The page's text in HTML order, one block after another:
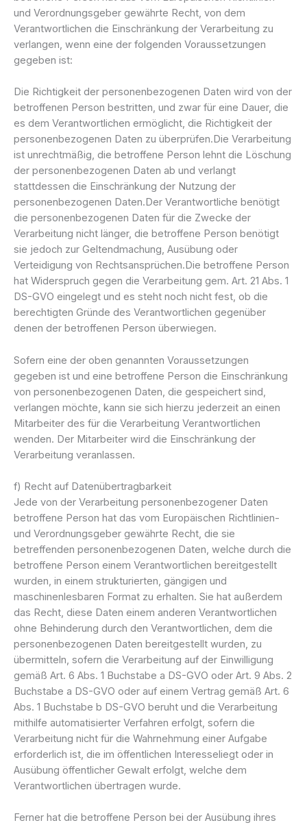
und Verordnungsgeber gewährte Recht, von dem
Verantwortlichen die Einschränkung der Verarbeitung zu
verlangen, wenn eine der folgenden Voraussetzungen
gegeben ist:
Die Richtigkeit der personenbezogenen Daten wird von der
betroffenen Person bestritten, und zwar für eine Dauer, die
es dem Verantwortlichen ermöglicht, die Richtigkeit der
personenbezogenen Daten zu überprüfen.Die Verarbeitung
ist unrechtmäßig, die betroffene Person lehnt die Löschung
der personenbezogenen Daten ab und verlangt
stattdessen die Einschränkung der Nutzung der
personenbezogenen Daten.Der Verantwortliche benötigt
die personenbezogenen Daten für die Zwecke der
Verarbeitung nicht länger, die betroffene Person benötigt
sie jedoch zur Geltendmachung, Ausübung oder
Verteidigung von Rechtsansprüchen.Die betroffene Person
hat Widerspruch gegen die Verarbeitung gem. Art. 21 Abs. 1
DS-GVO eingelegt und es steht noch nicht fest, ob die
berechtigten Gründe des Verantwortlichen gegenüber
denen der betroffenen Person überwiegen.
Sofern eine der oben genannten Voraussetzungen
gegeben ist und eine betroffene Person die Einschränkung
von personenbezogenen Daten, die gespeichert sind,
verlangen möchte, kann sie sich hierzu jederzeit an einen
Mitarbeiter des für die Verarbeitung Verantwortlichen
wenden. Der Mitarbeiter wird die Einschränkung der
Verarbeitung veranlassen.
f) Recht auf Datenübertragbarkeit
Jede von der Verarbeitung personenbezogener Daten
betroffene Person hat das vom Europäischen Richtlinien-
und Verordnungsgeber gewährte Recht, die sie
betreffenden personenbezogenen Daten, welche durch die
betroffene Person einem Verantwortlichen bereitgestellt
wurden, in einem strukturierten, gängigen und
maschinenlesbaren Format zu erhalten. Sie hat außerdem
das Recht, diese Daten einem anderen Verantwortlichen
ohne Behinderung durch den Verantwortlichen, dem die
personenbezogenen Daten bereitgestellt wurden, zu
übermitteln, sofern die Verarbeitung auf der Einwilligung
gemäß Art. 6 Abs. 1 Buchstabe a DS-GVO oder Art. 9 Abs. 2
Buchstabe a DS-GVO oder auf einem Vertrag gemäß Art. 6
Abs. 1 Buchstabe b DS-GVO beruht und die Verarbeitung
mithilfe automatisierter Verfahren erfolgt, sofern die
Verarbeitung nicht für die Wahrnehmung einer Aufgabe
erforderlich ist, die im öffentlichen Interesseliegt oder in
Ausübung öffentlicher Gewalt erfolgt, welche dem
Verantwortlichen übertragen wurde.
Ferner hat die betroffene Person bei der Ausübung ihres